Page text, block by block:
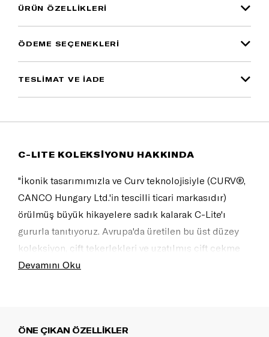
ÜRÜN ÖZELLIKLERI
ÖDEME SEÇENEKLERI
TESLİMAT VE İADE
C-LITE KOLEKSİYONU HAKKINDA
"İkonik tasarımımızla ve Curv teknolojisiyle (CURV®,
CANCO Hungary Ltd.'in tescilli ticari markasıdır)
örülmüş büyük hikayelere sadık kalarak C-Lite'ı
gururla tanıtıyoruz. Avrupa'da üretilen bu üst düzey
koleksiyon, çift tekerlekleri ve uzatılmış çift çekme
kolu sayesinde artık çok daha akıcı bir seyahat
Havayolunuzun XL valizler için boyut ve ağırlık
Devamını Oku
ÖNE ÇIKAN ÖZELLİKLER